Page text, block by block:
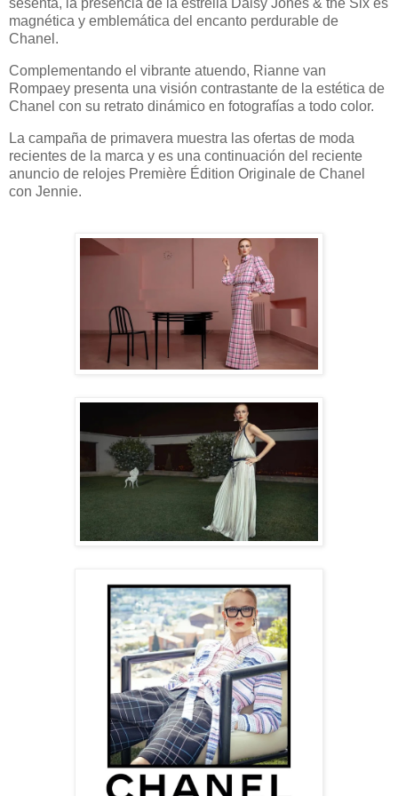
sesenta, la presencia de la estrella Daisy Jones & the Six es
magnética y emblemática del encanto perdurable de
Chanel.
Complementando el vibrante atuendo, Rianne van
Rompaey presenta una visión contrastante de la estética de
Chanel con su retrato dinámico en fotografías a todo color.
La campaña de primavera muestra las ofertas de moda
recientes de la marca y es una continuación del reciente
anuncio de relojes Première Édition Originale de Chanel
con Jennie.